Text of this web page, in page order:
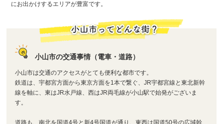
にお出かけするエリアが豊富です。
小山市の交通事情（電車・道路）
小山市は交通のアクセスがとても便利な都市です。
鉄道は、宇都宮方面から東京方面を1本で繋ぐ、JR宇都宮線と東北新幹
線を軸に、東はJR水戸線、西はJR両毛線が小山駅で始発がございま
す。
道路も、南北を国道4号と新4号国道が通り、東西は国道50号の広域幹